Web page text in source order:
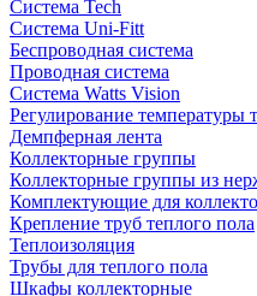
Система Tech
Система Uni-Fitt
Беспроводная система
Проводная система
Система Watts Vision
Регулирование температуры
Демпферная лента
Коллекторные группы
Коллекторные группы из
Комплектующие для
Крепление труб теплого пола
Теплоизоляция
Трубы для теплого пола
Шкафы коллекторные